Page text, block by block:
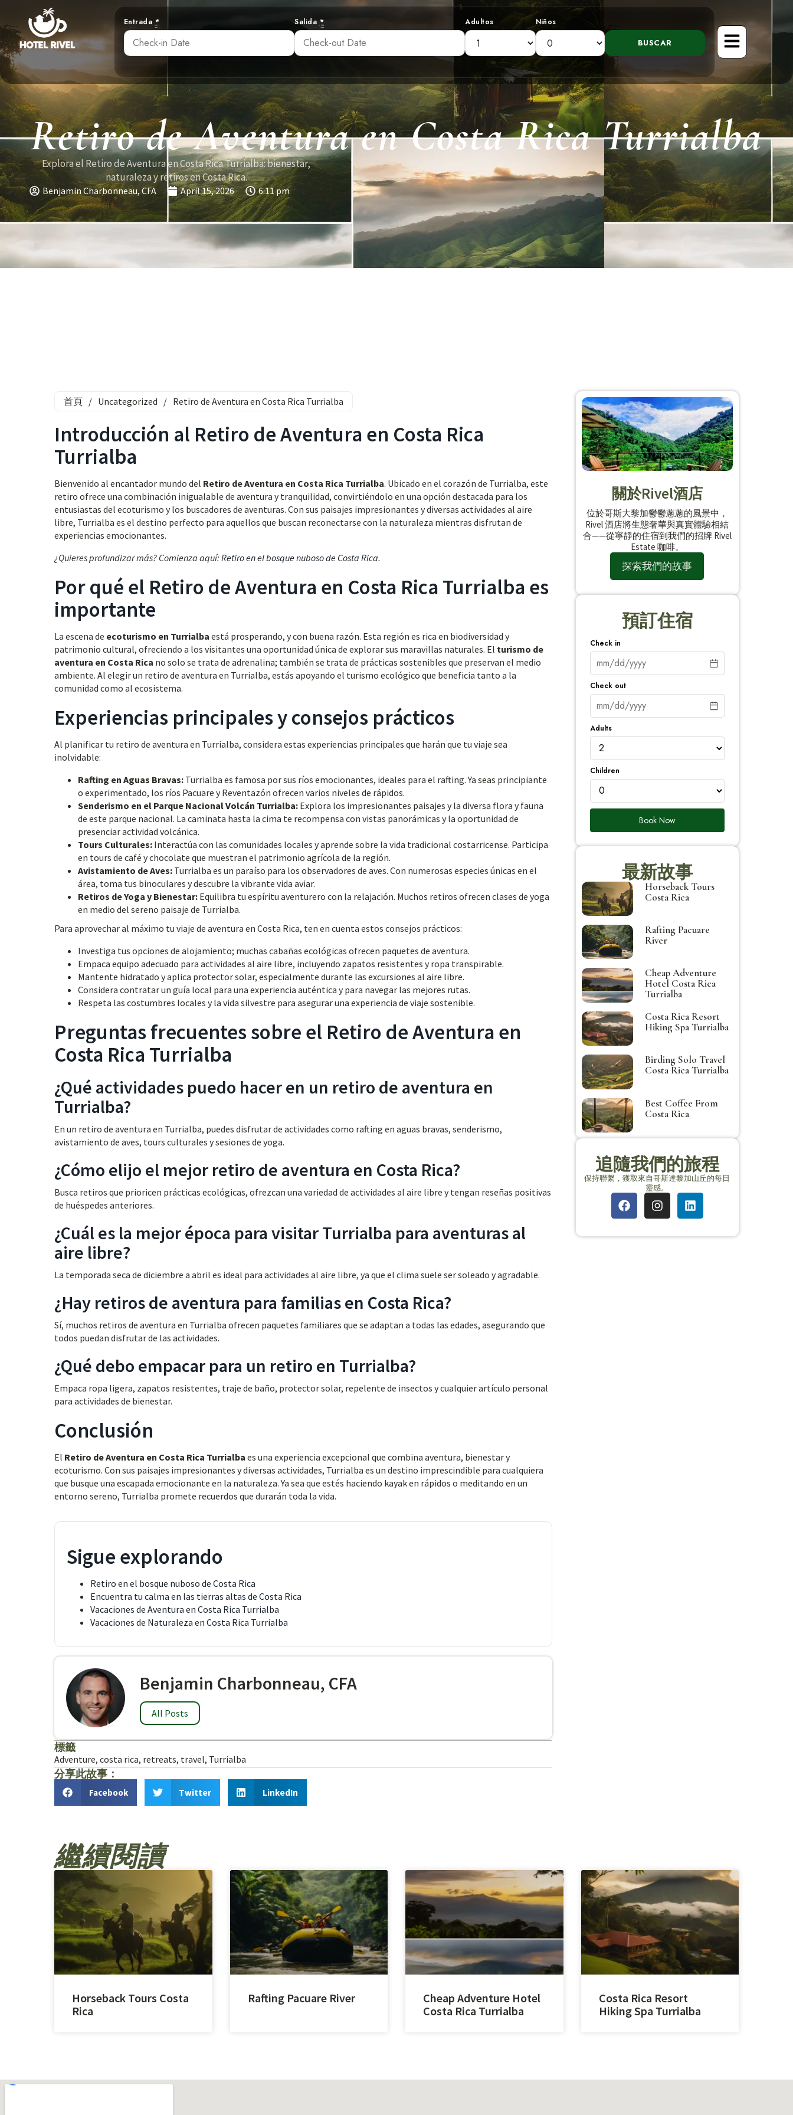
Entrada * Salida * Adultos Niños
Retiro de Aventura en Costa Rica Turrialba
Explora el Retiro de Aventura en Costa Rica Turrialba: bienestar,
naturaleza y retiros en Costa Rica.
Benjamin Charbonneau, CFA April 15, 2026 6:11 pm
首頁 / Uncategorized / Retiro de Aventura en Costa Rica Turrialba
Introducción al Retiro de Aventura en Costa Rica
Turrialba
Bienvenido al encantador mundo del Retiro de Aventura en Costa Rica Turrialba. Ubicado en el corazón de Turrialba, este
retiro ofrece una combinación inigualable de aventura y tranquilidad, convirtiéndolo en una opción destacada para los
entusiastas del ecoturismo y los buscadores de aventuras. Con sus paisajes impresionantes y diversas actividades al aire
libre, Turrialba es el destino perfecto para aquellos que buscan reconectarse con la naturaleza mientras disfrutan de
experiencias emocionantes.
¿Quieres profundizar más? Comienza aquí: Retiro en el bosque nuboso de Costa Rica.
Por qué el Retiro de Aventura en Costa Rica Turrialba es
importante
La escena de ecoturismo en Turrialba está prosperando, y con buena razón. Esta región es rica en biodiversidad y
patrimonio cultural, ofreciendo a los visitantes una oportunidad única de explorar sus maravillas naturales. El turismo de
aventura en Costa Rica no solo se trata de adrenalina; también se trata de prácticas sostenibles que preservan el medio
ambiente. Al elegir un retiro de aventura en Turrialba, estás apoyando el turismo ecológico que beneficia tanto a la
comunidad como al ecosistema.
Experiencias principales y consejos prácticos
Al planificar tu retiro de aventura en Turrialba, considera estas experiencias principales que harán que tu viaje sea
inolvidable:
Rafting en Aguas Bravas: Turrialba es famosa por sus ríos emocionantes, ideales para el rafting. Ya seas principiante
o experimentado, los ríos Pacuare y Reventazón ofrecen varios niveles de rápidos.
Senderismo en el Parque Nacional Volcán Turrialba: Explora los impresionantes paisajes y la diversa flora y fauna
de este parque nacional. La caminata hasta la cima te recompensa con vistas panorámicas y la oportunidad de
presenciar actividad volcánica.
Tours Culturales: Interactúa con las comunidades locales y aprende sobre la vida tradicional costarricense. Participa
en tours de café y chocolate que muestran el patrimonio agrícola de la región.
Avistamiento de Aves: Turrialba es un paraíso para los observadores de aves. Con numerosas especies únicas en el
área, toma tus binoculares y descubre la vibrante vida aviar.
Retiros de Yoga y Bienestar: Equilibra tu espíritu aventurero con la relajación. Muchos retiros ofrecen clases de yoga
en medio del sereno paisaje de Turrialba.
Para aprovechar al máximo tu viaje de aventura en Costa Rica, ten en cuenta estos consejos prácticos:
Investiga tus opciones de alojamiento; muchas cabañas ecológicas ofrecen paquetes de aventura.
Empaca equipo adecuado para actividades al aire libre, incluyendo zapatos resistentes y ropa transpirable.
Mantente hidratado y aplica protector solar, especialmente durante las excursiones al aire libre.
Considera contratar un guía local para una experiencia auténtica y para navegar las mejores rutas.
Respeta las costumbres locales y la vida silvestre para asegurar una experiencia de viaje sostenible.
Preguntas frecuentes sobre el Retiro de Aventura en
Costa Rica Turrialba
¿Qué actividades puedo hacer en un retiro de aventura en
Turrialba?
En un retiro de aventura en Turrialba, puedes disfrutar de actividades como rafting en aguas bravas, senderismo,
avistamiento de aves, tours culturales y sesiones de yoga.
¿Cómo elijo el mejor retiro de aventura en Costa Rica?
Busca retiros que prioricen prácticas ecológicas, ofrezcan una variedad de actividades al aire libre y tengan reseñas positivas
de huéspedes anteriores.
¿Cuál es la mejor época para visitar Turrialba para aventuras al
aire libre?
La temporada seca de diciembre a abril es ideal para actividades al aire libre, ya que el clima suele ser soleado y agradable.
¿Hay retiros de aventura para familias en Costa Rica?
Sí, muchos retiros de aventura en Turrialba ofrecen paquetes familiares que se adaptan a todas las edades, asegurando que
todos puedan disfrutar de las actividades.
¿Qué debo empacar para un retiro en Turrialba?
Empaca ropa ligera, zapatos resistentes, traje de baño, protector solar, repelente de insectos y cualquier artículo personal
para actividades de bienestar.
Conclusión
El Retiro de Aventura en Costa Rica Turrialba es una experiencia excepcional que combina aventura, bienestar y
ecoturismo. Con sus paisajes impresionantes y diversas actividades, Turrialba es un destino imprescindible para cualquiera
que busque una escapada emocionante en la naturaleza. Ya sea que estés haciendo kayak en rápidos o meditando en un
entorno sereno, Turrialba promete recuerdos que durarán toda la vida.
Sigue explorando
Retiro en el bosque nuboso de Costa Rica
Encuentra tu calma en las tierras altas de Costa Rica
Vacaciones de Aventura en Costa Rica Turrialba
Vacaciones de Naturaleza en Costa Rica Turrialba
Benjamin Charbonneau, CFA
All Posts
標籤
Adventure, costa rica, retreats, travel, Turrialba
分享此故事：
Facebook Twitter LinkedIn
關於Rivel酒店
位於哥斯大黎加鬱鬱蔥蔥的風景中，
Rivel 酒店將生態奢華與真實體驗相結
合——從寧靜的住宿到我們的招牌 Rivel
Estate 咖啡。
探索我們的故事
預訂住宿
Check in
Check out
Adults
Children
Book Now
最新故事
Horseback Tours
Costa Rica
Rafting Pacuare
River
Cheap Adventure
Hotel Costa Rica
Turrialba
Costa Rica Resort
Hiking Spa Turrialba
Birding Solo Travel
Costa Rica Turrialba
Best Coffee From
Costa Rica
追隨我們的旅程
保持聯繫，獲取來自哥斯達黎加山丘的每日
靈感。
繼續閱讀
Horseback Tours Costa
Rica
Rafting Pacuare River
Cheap Adventure Hotel
Costa Rica Turrialba
Costa Rica Resort
Hiking Spa Turrialba